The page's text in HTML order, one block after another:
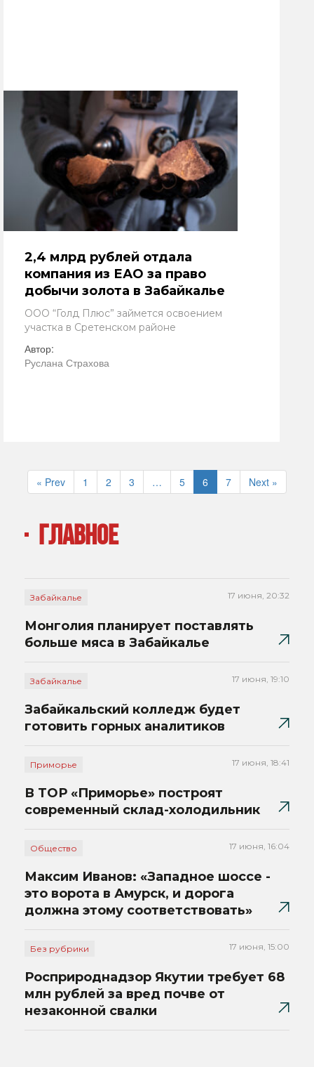
2,4 млрд рублей отдала
компания из ЕАО за право
добычи золота в Забайкалье
ООО “Голд Плюс” займется освоением
участка в Сретенском районе
Автор:
Руслана Страхова
« Prev 1 2 3 … 5 6 7 Next »
ГЛАВНОЕ
Забайкалье 17 июня, 20:32
Монголия планирует поставлять
больше мяса в Забайкалье
Забайкалье 17 июня, 19:10
Забайкальский колледж будет
готовить горных аналитиков
Приморье 17 июня, 18:41
В ТОР «Приморье» построят
современный склад-холодильник
Общество 17 июня, 16:04
Максим Иванов: «Западное шоссе -
это ворота в Амурск, и дорога
должна этому соответствовать»
Без рубрики 17 июня, 15:00
Росприроднадзор Якутии требует 68
млн рублей за вред почве от
незаконной свалки